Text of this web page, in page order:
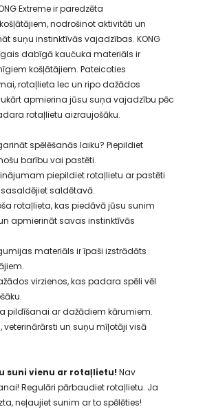
Extreme ir paredzēta
nodrošinot aktivitāti un
suņu instinktīvās vajadzības. KONG
dabīgā kaučuka materiāls ir
košļātājiem. Pateicoties
rotaļlieta lec un ripo dažādos
apmierina jūsu suņa vajadzību pēc
rotaļlietu aizraujošāku.
spēlēšanās laiku? Piepildiet
barību vai pastēti.
piepildiet rotaļlietu ar pastēti
saldētavā.
rotaļlieta, kas piedāvā jūsu sunim
apmierināt savas instinktīvās
materiāls ir īpaši izstrādāts
virzienos, kas padara spēli vēl
pildīšanai ar dažādiem kārumiem.
veterinārārsti un suņu mīļotāji visā
suni vienu ar rotaļlietu! Nav
Regulāri pārbaudiet rotaļlietu. Ja
neļaujiet sunim ar to spēlēties!